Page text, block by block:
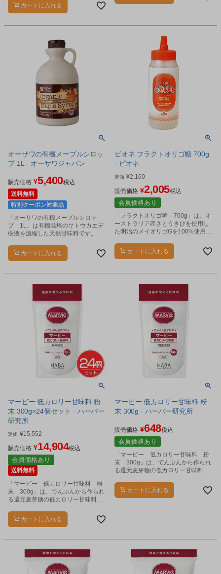
カートに入れる
オーサワの有機メープルシロッ
プ 1L - オーサワジャパン
販売価格 ¥5,400税込
送料無料
特別クーポン対象品
「オーサワの有機メープルシロッ
プ 1L」は有機栽培のサトウカエデ
樹液を濃縮した天然甘味料です。
カートに入れる
ビオネ フラクトオリゴ糖 700g
- ピオネ
定価 ¥2,160
販売価格 ¥2,005税込
会員価格あり
「フラクトオリゴ糖 700g」は、オ
ーストラリア産さとうきびを使用し
た明治のメイオリゴGを100%使用し
カートに入れる
マービー 低カロリー甘味料 粉
末 300g×24個セット - ハーバー
研究所
定価 ¥15,552
販売価格 ¥14,904税込
会員価格あり
送料無料
「マービー 低カロリー甘味料 粉
末 300g」は、でんぷんから作られ
る還元麦芽糖の低カロリー甘味料で
カートに入れる
マービー 低カロリー甘味料 粉
末 300g - ハーバー研究所
販売価格 ¥648税込
会員価格あり
「マービー 低カロリー甘味料 粉
末 300g」は、でんぷんから作られ
る還元麦芽糖の低カロリー甘味料で
カートに入れる